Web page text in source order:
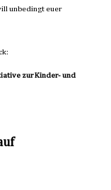
unbedingt euer
zur Kinder- und